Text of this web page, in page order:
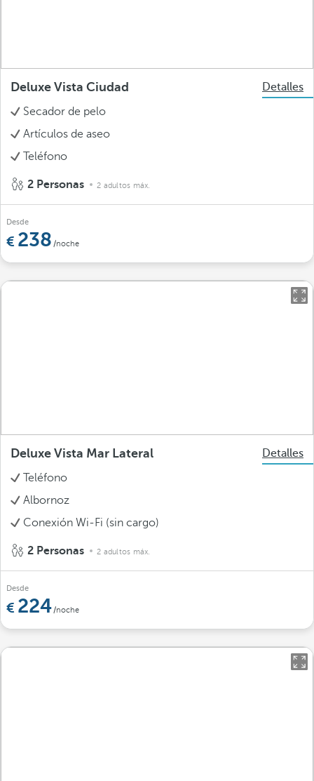
Deluxe Vista Ciudad
Detalles
Secador de pelo
Artículos de aseo
Teléfono
2 Personas 2 adultos máx.
Desde
238 /noche
Deluxe Vista Mar Lateral
Detalles
Teléfono
Albornoz
Conexión Wi-Fi (sin cargo)
2 Personas 2 adultos máx.
Desde
224/noche